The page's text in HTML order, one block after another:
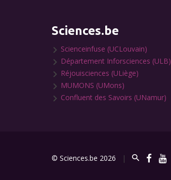
Sciences.be
Scienceinfuse (UCLouvain)
Département Inforsciences (ULB)
Réjouisciences (ULiège)
MUMONS (UMons)
Confluent des Savoirs (UNamur)
© Sciences.be 2026 |